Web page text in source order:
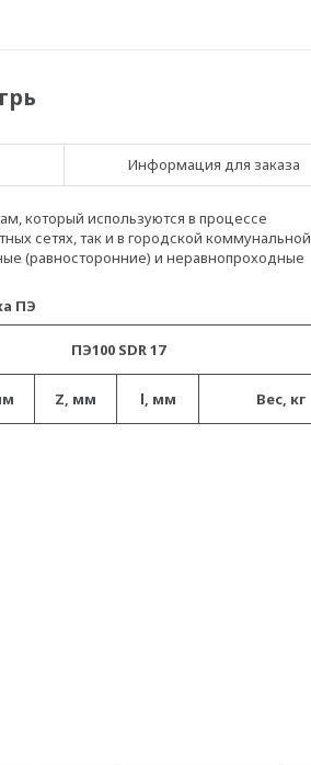
Информация для заказа
который используются в процессе
сетях, так и в городской коммунальной
(равносторонние) и неравнопроходные
ПЭ
ПЭ100 SDR 17
Z, мм l, мм Вес, кг